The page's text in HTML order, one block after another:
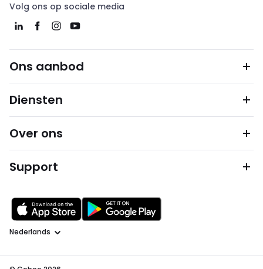
Volg ons op sociale media
Ons aanbod
Diensten
Over ons
Support
Taal